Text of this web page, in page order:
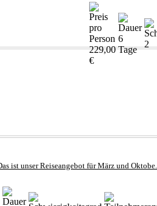
229,00
€
6
Tage
2
ist unser Reiseangebot für März und Oktobe...